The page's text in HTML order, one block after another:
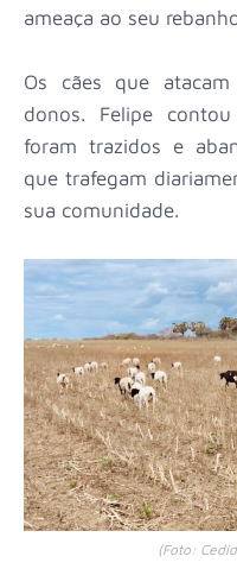
ameaça ao seu
Os cães que
donos. Felipe
foram trazidos e
que trafegam
sua comunidade.
(Foto: